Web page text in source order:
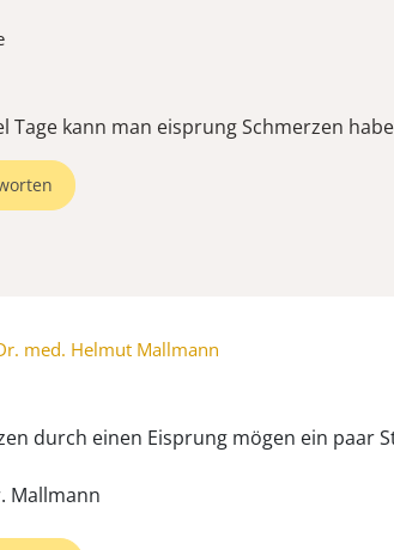
Tage kann man eisprung Schmerzen
med. Helmut Mallmann
durch einen Eisprung mögen ein paar
Mallmann